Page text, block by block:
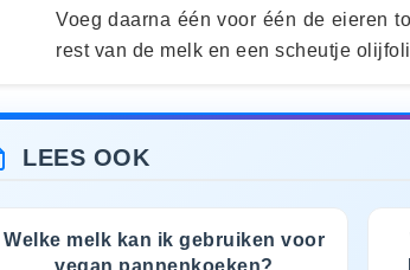
Voeg daarna één voor één de eieren
rest van de melk en een scheutje
LEES OOK
Welke melk kan ik gebruiken voor
vegan pannenkoeken?